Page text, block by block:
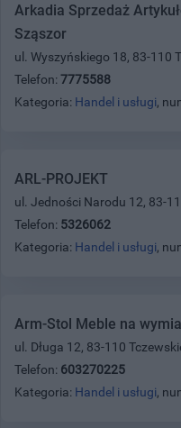
Arkadia Sprzedaż
Sząszor
ul. Wyszyńskiego 18, 83-110
Telefon: 7775588
Kategoria: Handel i usługi,
ARL-PROJEKT
ul. Jedności Narodu 12, 83-
Telefon: 5326062
Kategoria: Handel i usługi,
Arm-Stol Meble na
ul. Długa 12, 83-110
Telefon: 603270225
Kategoria: Handel i usługi,